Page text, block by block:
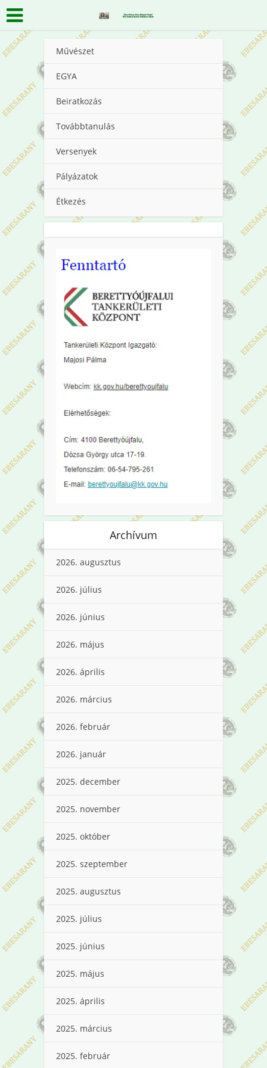
Művészet
EGYA
Beiratkozás
Továbbtanulás
Versenyek
Pályázatok
Étkezés
Archívum
2026. augusztus
2026. július
2026. június
2026. május
2026. április
2026. március
2026. február
2026. január
2025. december
2025. november
2025. október
2025. szeptember
2025. augusztus
2025. július
2025. június
2025. május
2025. április
2025. március
2025. február